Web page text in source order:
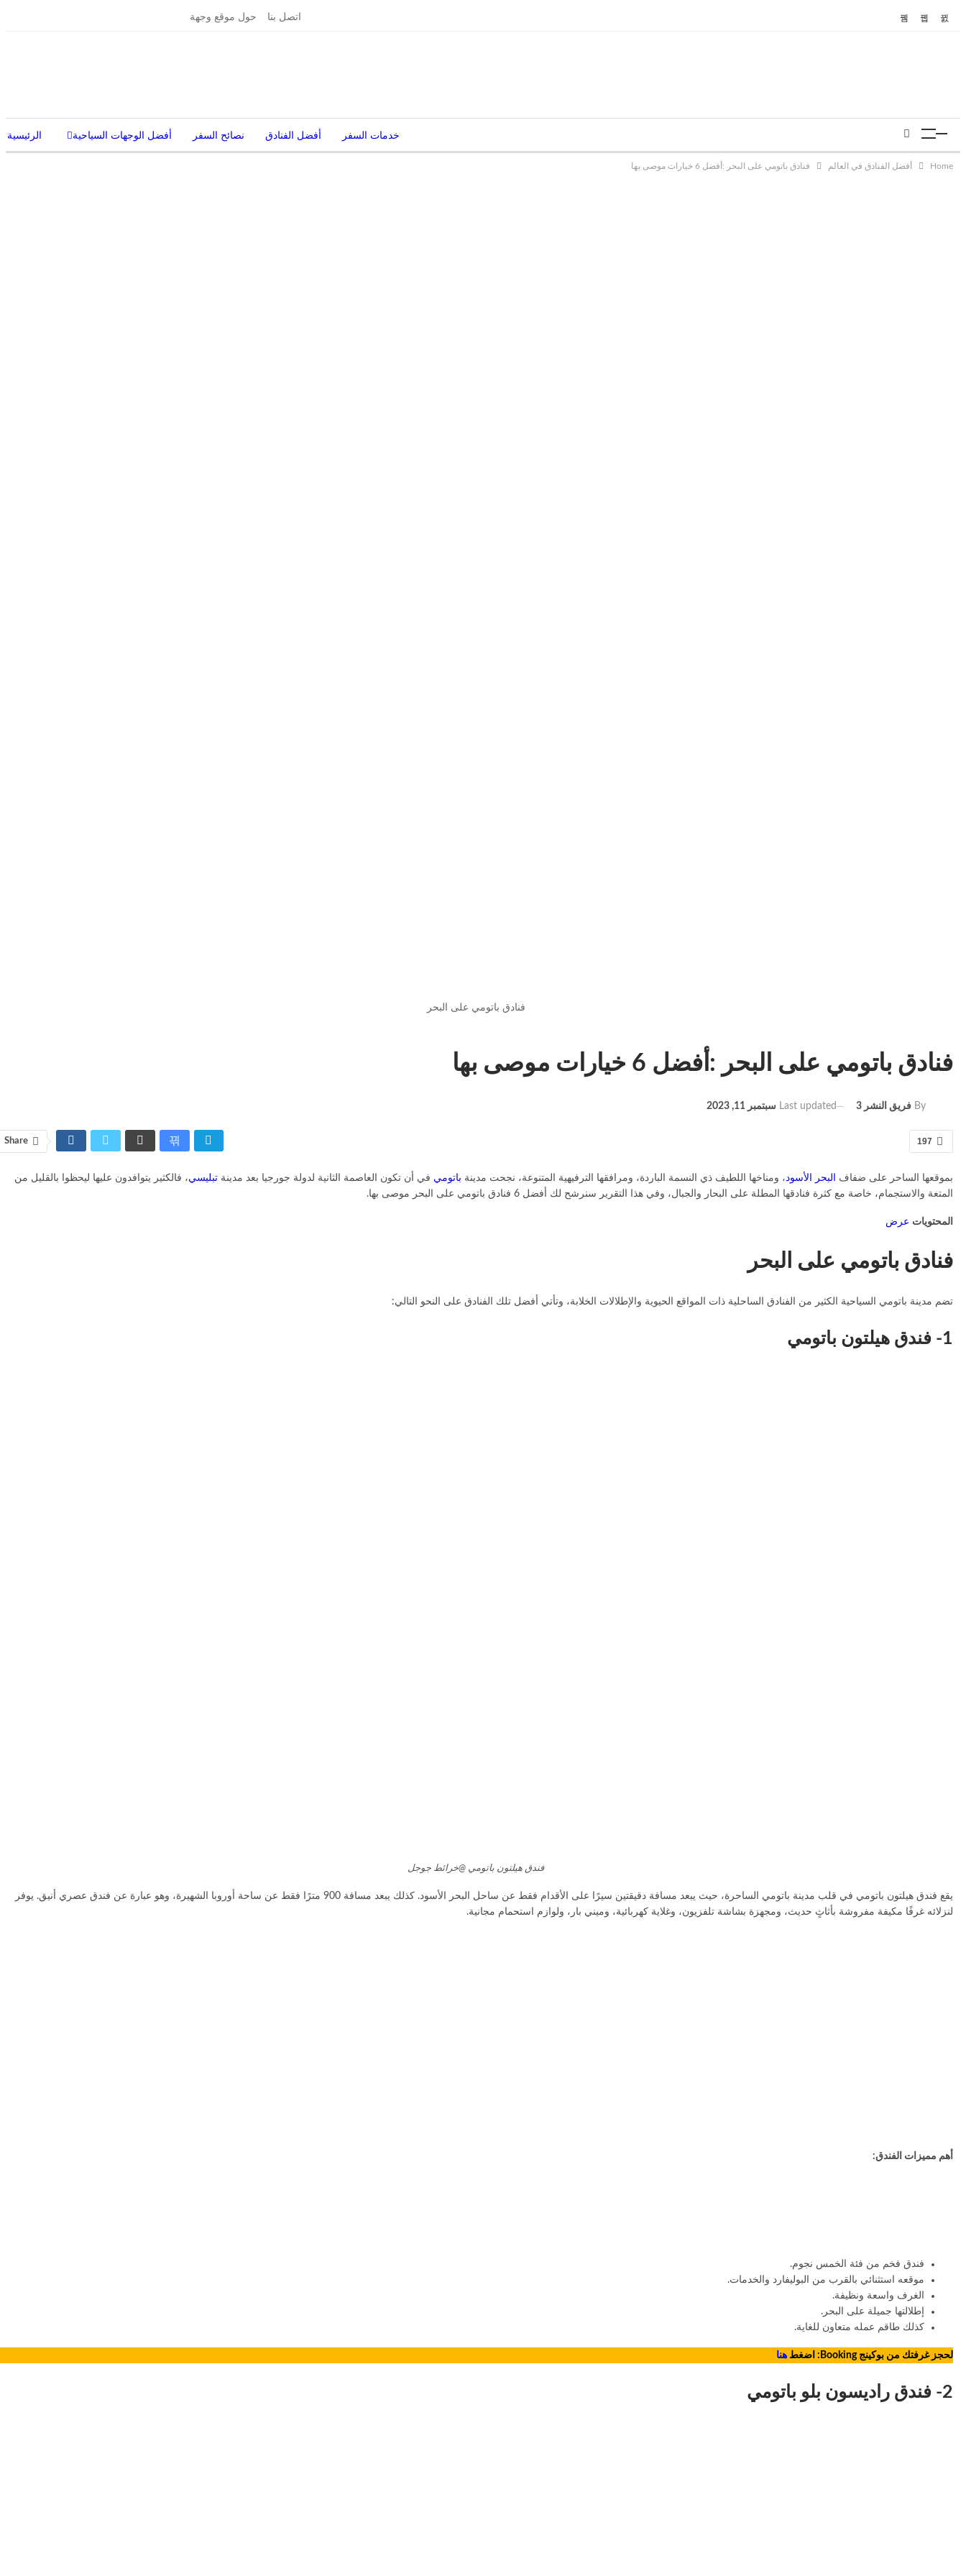
حول موقع وجهة اتصل بنا
الرئيسية أفضل الوجهات السياحية نصائح السفر أفضل الفنادق خدمات السفر
Home أفضل الفنادق في العالم فنادق باتومي على البحر :أفضل 6 خيارات موصى بها
فنادق باتومي على البحر
فنادق باتومي على البحر :أفضل 6 خيارات موصى بها
By فريق النشر 3 Last updated سبتمبر 11, 2023
197
Share
بموقعها الساحر على ضفاف البحر الأسود، ومناخها اللطيف ذي النسمة الباردة، ومرافقها الترفيهية المتنوعة، نجحت مدينة باتومي في أن تكون العاصمة الثانية لدولة جورجيا بعد مدينة تبليسي، فالكثير يتوافدون عليها ليحظوا بالقليل من
المتعة والاستجمام، خاصة مع كثرة فنادقها المطلة على البحار والجبال، وفي هذا التقرير سنرشح لك أفضل 6 فنادق باتومي على البحر موصى بها.
المحتويات عرض
فنادق باتومي على البحر
تضم مدينة باتومي السياحية الكثير من الفنادق الساحلية ذات المواقع الحيوية والإطلالات الخلابة، وتأتي أفضل تلك الفنادق على النحو التالي:
1- فندق هيلتون باتومي
فندق هيلتون باتومي @خرائط جوجل
يقع فندق هيلتون باتومي في قلب مدينة باتومي الساحرة، حيث يبعد مسافة دقيقتين سيرًا على الأقدام فقط عن ساحل البحر الأسود. كذلك يبعد مسافة 900 مترًا فقط عن ساحة أوروبا الشهيرة، وهو عبارة عن فندق عصري أنيق. يوفر
لنزلائه غرفًا مكيفة مفروشة بأثاثٍ حديث، ومجهزة بشاشة تلفزيون، وغلاية كهربائية، وميني بار، ولوازم استحمام مجانية.
أهم مميزات الفندق:
فندق فخم من فئة الخمس نجوم.
موقعه استثنائي بالقرب من البوليفارد والخدمات.
الغرف واسعة ونظيفة.
إطلالتها جميلة على البحر.
كذلك طاقم عمله متعاون للغاية.
لحجز غرفتك من بوكينج Booking: اضغط هنا
2- فندق راديسون بلو باتومي